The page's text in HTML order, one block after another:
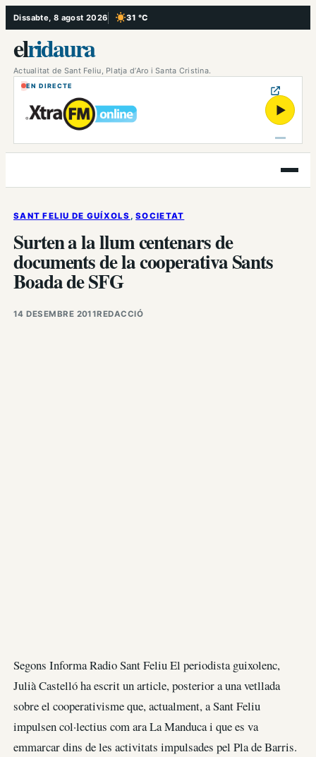
Vés
al
contingut
Dissabte, 8 agost 2026 31 °C
, Cel serè
elridaura
Actualitat de Sant Feliu, Platja d’Aro i Santa Cristina.
EN DIRECTE
▶
Obre
el
SANT FELIU DE GUÍXOLS , SOCIETAT
Surten a la llum centenars de
documents de la cooperativa Sants
Boada de SFG
14 DESEMBRE 2011REDACCIÓ
Segons Informa Radio Sant Feliu El periodista guixolenc,
Julià Castelló ha escrit un article, posterior a una vetllada
sobre el cooperativisme que, actualment, a Sant Feliu
impulsen col·lectius com ara La Manduca i que es va
emmarcar dins de les activitats impulsades pel Pla de Barris.